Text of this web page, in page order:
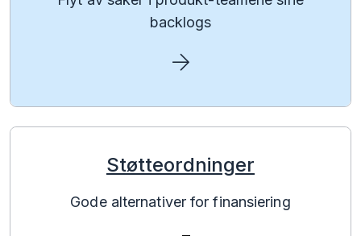
backlogs
Støtte­ordninger
Gode alternativer for finansiering